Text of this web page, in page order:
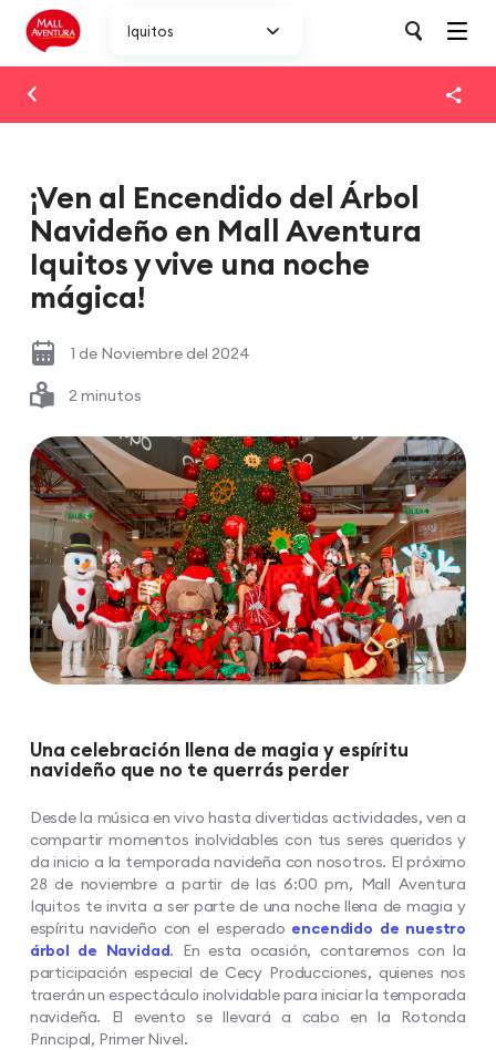
Iquitos
¡Ven al Encendido del Árbol
Navideño en Mall Aventura
Iquitos y vive una noche
mágica!
1 de Noviembre del 2024
2 minutos
Una celebración llena de magia y espíritu
navideño que no te querrás perder
Desde la música en vivo hasta divertidas actividades, ven a
compartir momentos inolvidables con tus seres queridos y
da inicio a la temporada navideña con nosotros. El próximo
28 de noviembre a partir de las 6:00 pm, Mall Aventura
Iquitos te invita a ser parte de una noche llena de magia y
espíritu navideño con el esperado encendido de nuestro
árbol de Navidad. En esta ocasión, contaremos con la
participación especial de Cecy Producciones, quienes nos
traerán un espectáculo inolvidable para iniciar la temporada
navideña. El evento se llevará a cabo en la Rotonda
Principal, Primer Nivel.